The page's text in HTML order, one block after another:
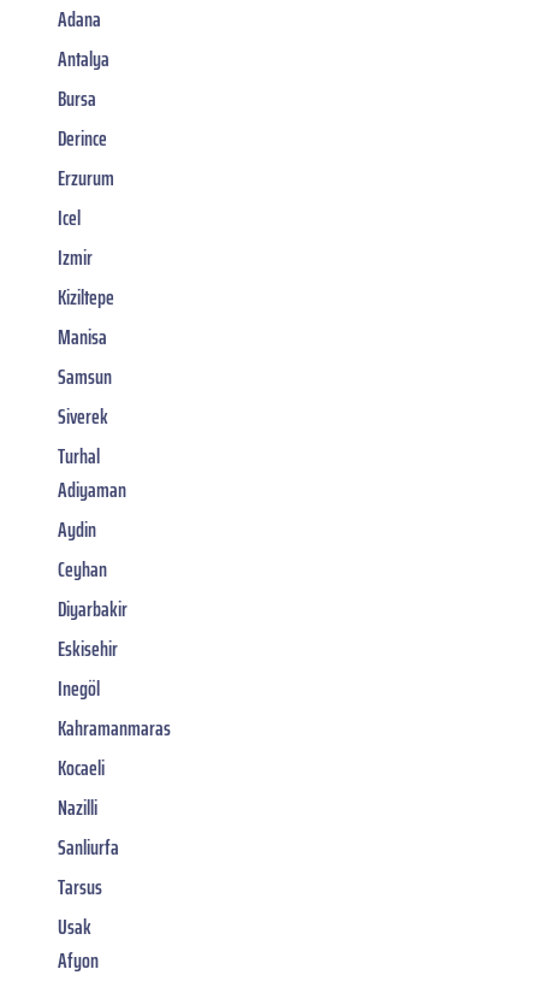
Adana
Antalya
Bursa
Derince
Erzurum
Icel
Izmir
Kiziltepe
Manisa
Samsun
Siverek
Turhal
Adiyaman
Aydin
Ceyhan
Diyarbakir
Eskisehir
Inegöl
Kahramanmaras
Kocaeli
Nazilli
Sanliurfa
Tarsus
Usak
Afyon